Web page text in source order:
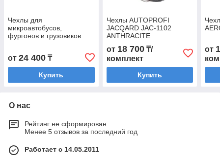
Чехлы для
микроавтобусов,
фургонов и грузовиков
от 24 400 ₸
Купить
Чехлы AUTOPROFI
JACQARD JAC-1102
ANTHRACITE
от 18 700₸/
комплект
Купить
от
О нас
Рейтинг не сформирован
Менее 5 отзывов за последний год
Работает с 14.05.2011